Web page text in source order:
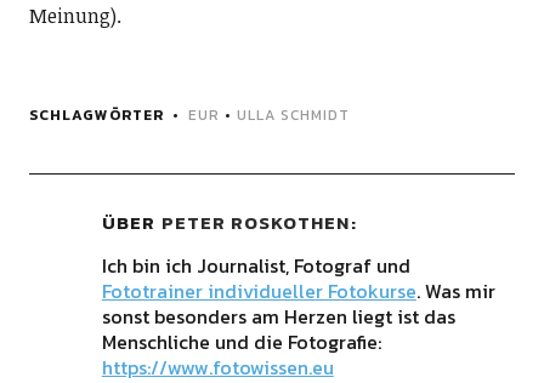
Meinung).
SCHLAGWÖRTER EUR • ULLA SCHMIDT
ÜBER PETER ROSKOTHEN
Ich bin ich Journalist, Fotograf und
Fototrainer individueller Fotokurse. Was mir
sonst besonders am Herzen liegt ist das
Menschliche und die Fotografie:
https://www.fotowissen.eu